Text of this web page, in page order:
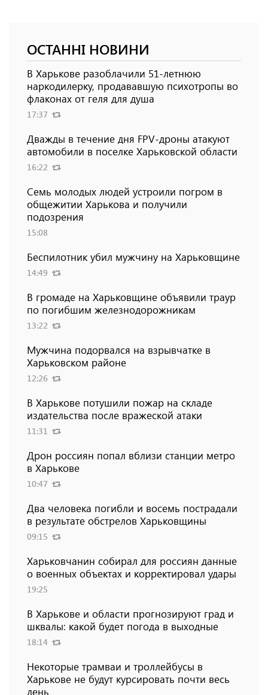
ОСТАННІ НОВИНИ
В Харькове разоблачили 51-летнюю
наркодилерку, продававшую психотропы во
флаконах от геля для душа
17:37
Дважды в течение дня FPV-дроны атакуют
автомобили в поселке Харьковской области
16:22
Семь молодых людей устроили погром в
общежитии Харькова и получили
подозрения
15:08
Беспилотник убил мужчину на Харьковщине
14:49
В громаде на Харьковщине объявили траур
по погибшим железнодорожникам
13:22
Мужчина подорвался на взрывчатке в
Харьковском районе
12:26
В Харькове потушили пожар на складе
издательства после вражеской атаки
11:31
Дрон россиян попал вблизи станции метро
в Харькове
10:47
Два человека погибли и восемь пострадали
в результате обстрелов Харьковщины
09:15
Харьковчанин собирал для россиян данные
о военных объектах и ​​корректировал удары
19:25
В Харькове и области прогнозируют град и
шквалы: какой будет погода в выходные
18:14
Некоторые трамваи и троллейбусы в
Харькове не будут курсировать почти весь
день